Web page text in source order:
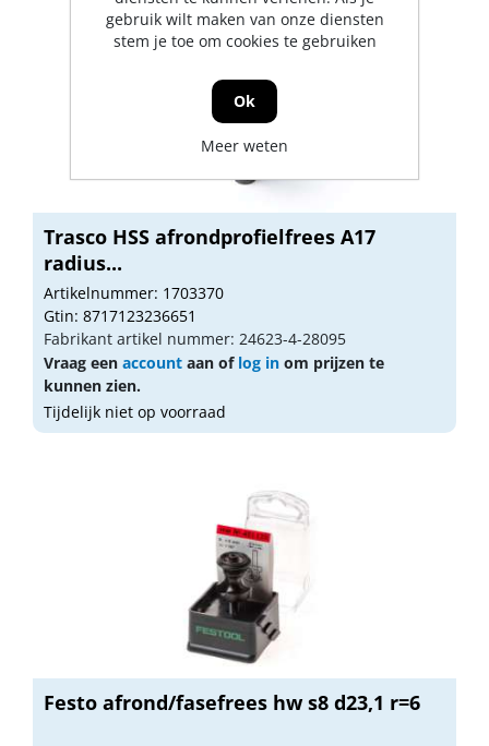
Trasco HSS afrondprofielfrees A17
radius...
Artikelnummer: 1703370
Gtin: 8717123236651
Fabrikant artikel nummer: 24623-4-28095
Vraag een account aan of log in om prijzen te
kunnen zien.
Tijdelijk niet op voorraad
Festo afrond/fasefrees hw s8 d23,1 r=6
gebruik wilt maken van onze diensten
stem je toe om cookies te gebruiken
Ok
Meer weten